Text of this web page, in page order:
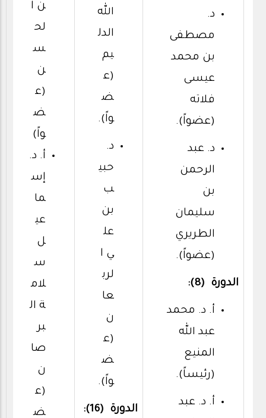
د.
مصطفى
بن محمد
عيسى
فلاته
(عضواً).
د. عبد
الرحمن
بن
سليمان
الطريري
(عضواً).
الدورة (8):
أ. د. محمد
عبد الله
المنيع
(رئيساً).
أ. د. عبد
الله
الدل
يم
(ع
ض
واً).
د.
حبي
ب
بن
عل
ي ا
لرب
عا
ن
(ع
ض
واً).
الدورة (16):
ن ا
لح
س
ن
(ع
ض
واً)
أ. د.
إس
ما
عي
ل
س
لام
ة ال
بر
صا
ن
(ع
ض